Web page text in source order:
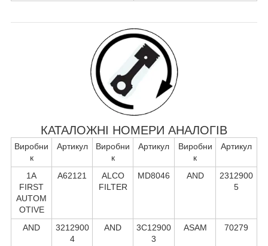
КАТАЛОЖНІ НОМЕРИ АНАЛОГІВ
Виробни
к
Артикул
Виробни
к
Артикул
Виробни
к
Артикул
1A
FIRST
AUTOM
OTIVE
A62121
ALCO
FILTER
MD8046 AND
2312900
5
AND
3212900
4
AND
3C12900
3
ASAM 70279